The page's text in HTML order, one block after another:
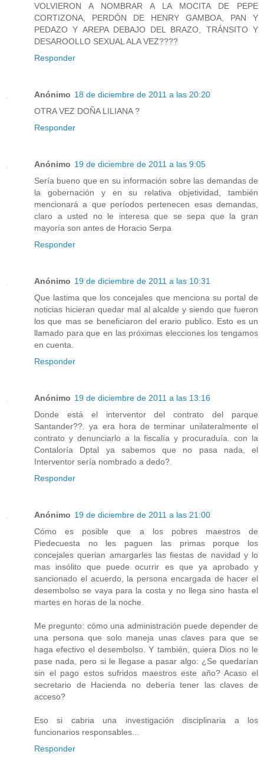
VOLVIERON A NOMBRAR A LA MOCITA DE PEPE
CORTIZONA, PERDÓN DE HENRY GAMBOA, PAN Y
PEDAZO Y AREPA DEBAJO DEL BRAZO, TRÁNSITO Y
DESAROOLLO SEXUAL ALA VEZ????
Responder
Anónimo 18 de diciembre de 2011 a las 20:20
OTRA VEZ DOÑA LILIANA ?
Responder
Anónimo 19 de diciembre de 2011 a las 9:05
Sería bueno que en su información sobre las demandas de
la gobernación y en su relativa objetividad, también
mencionará a que períodos pertenecen esas demandas,
claro a usted no le interesa que se sepa que la gran
mayoría son antes de Horacio Serpa
Responder
Anónimo 19 de diciembre de 2011 a las 10:31
Que lastima que los concejales que menciona su portal de
noticias hicieran quedar mal al alcalde y siendo que fueron
los que mas se beneficiaron del erario publico. Esto es un
llamado para que en las próximas elecciones los tengamos
en cuenta.
Responder
Anónimo 19 de diciembre de 2011 a las 13:16
Donde está el interventor del contrato del parque
Santander??. ya era hora de terminar unilateralmente el
contrato y denunciarlo a la fiscalía y procuraduía. con la
Contaloría Dptal ya sabemos que no pasa nada, el
Interventor sería nombrado a dedo?.
Responder
Anónimo 19 de diciembre de 2011 a las 21:00
Cómo es posible que a los pobres maestros de
Piedecuesta no les paguen las primas porque los
concejales querian amargarles las fiestas de navidad y lo
mas insólito que puede ocurrir es que ya aprobado y
sancionado el acuerdo, la persona encargada de hacer el
desembolso se vaya para la costa y no llega sino hasta el
martes en horas de la noche.
Me pregunto: cómo una administración puede depender de
una persona que solo maneja unas claves para que se
haga efectivo el desembolso. Y también, quiera Dios no le
pase nada, pero si le llegase a pasar algo: ¿Se quedarían
sin el pago estos sufridos maestros este año? Acaso el
secretario de Hacienda no debería tener las claves de
acceso?
Eso si cabria una investigación disciplinaria a los
funcionarios responsables...
Responder